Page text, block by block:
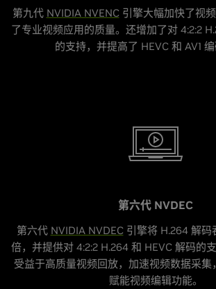
第九代 NVIDIA NVENC引擎大幅加快了视
了专业视频应用的质量。还增加了对 4:2:2
的支持，并提高了 HEVC 和 AV1 编
第六代 NVDEC
第六代 NVIDIA NVDEC引擎将 H.264 解码
倍，并提供对 4:2:2 H.264 和 HEVC 解码的
受益于高质量视频回放，加速视频数据采集
赋能视频编辑功能。